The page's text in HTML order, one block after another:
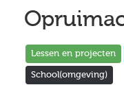
Lessen en projecten
School(omgeving)